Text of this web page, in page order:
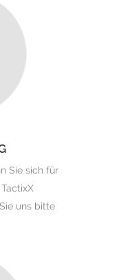
Sie sich für
uns bitte